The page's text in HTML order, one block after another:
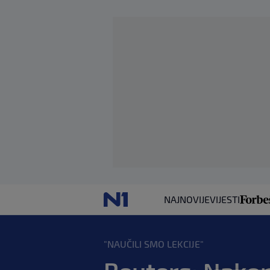
NAJNOVIJEVIJESTI
"NAUČILI SMO LEKCIJE"